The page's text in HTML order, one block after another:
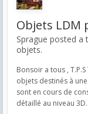
Objets LDM
Sprague posted a
objets.
Bonsoir a tous ,
objets destinés à
sont en cours de
détaillé au niveau 3D.